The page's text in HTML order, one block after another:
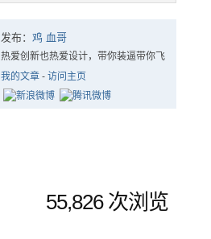
发布： 鸡 血哥
热爱创新也热爱设计，带你装逼带你飞
我的文章- 访问主页
55,826 次浏览